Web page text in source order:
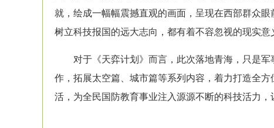
就，绘成一幅幅震撼直观的画面，呈现在西部群众
树立科技报国的远大志向，都有着不容忽视的现实意
对于《天弈计划》而言，此次落地青海，只是军
作，拓展太空篇、城市篇等系列内容，着力打造全
活，为全民国防教育事业注入源源不断的科技活力，